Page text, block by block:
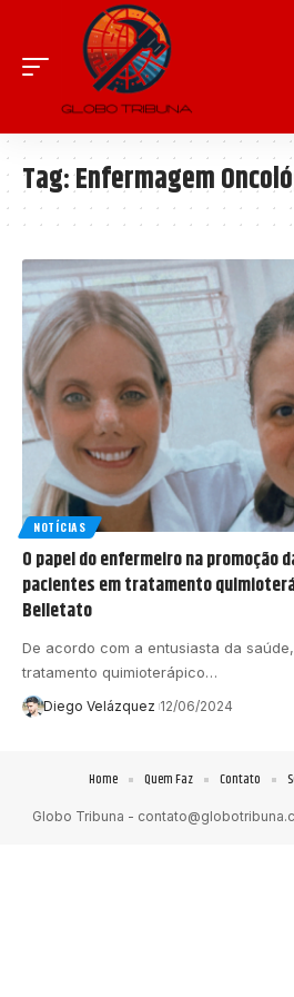
Tag:Enfermagem
NOTÍCIAS
O papel do enfermeiro na promoção
pacientes em tratamento
Belletato
De acordo com a entusiasta da
tratamento quimioterápico…
Diego Velázquez 12/06/2024
Globo Tribuna -
Home Quem Faz Contato